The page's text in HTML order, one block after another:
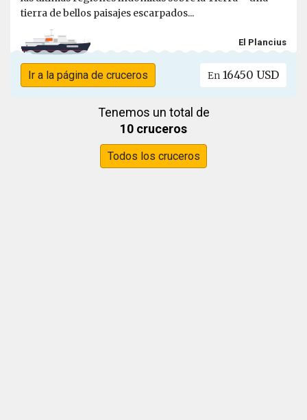
tierra de bellos paisajes escarpados...
El Plancius
Ir a la página de cruceros En 16450 USD
Tenemos un total de
10 cruceros
Todos los cruceros